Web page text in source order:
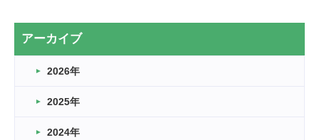
2026.03.20
なぎなた
2026.03.16
車いすバスケとRくんのお話
アーカイブ
2026年
2025年
2024年